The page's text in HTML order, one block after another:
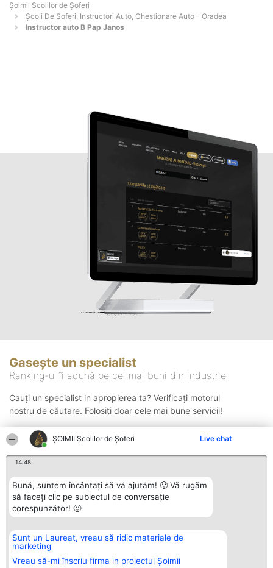
ŞOIMII Școlilor de Șoferi Live chat
14:48
Bună, suntem încântați să vă ajutăm! 🙂 Vă rugăm
să faceți clic pe subiectul de conversație
corespunzător! 🙂
Sunt un Laureat, vreau să ridic materiale de
marketing
Vreau să-mi înscriu firma in proiectul Șoimii
Şoimii Școlilor de Șoferi
Școli De Șoferi, Instructori Auto, Chestionare Auto - Oradea
Instructor auto B Pap Janos
Gasește un specialist
Ranking-ul îi adună pe cei mai buni din industrie
Cauți un specialist in apropierea ta? Verificați motorul
nostru de căutare. Folosiți doar cele mai bune servicii!
Organizator Ranking
BRIGHT SOLUTIONS BR SRL
Aleea Timisul De Sus 2 Bl. A30
Sc. A Et. 4 Ap. 13 Cod 061952
Plebiscyt
Lista Tuturor
Laureaților
Contact